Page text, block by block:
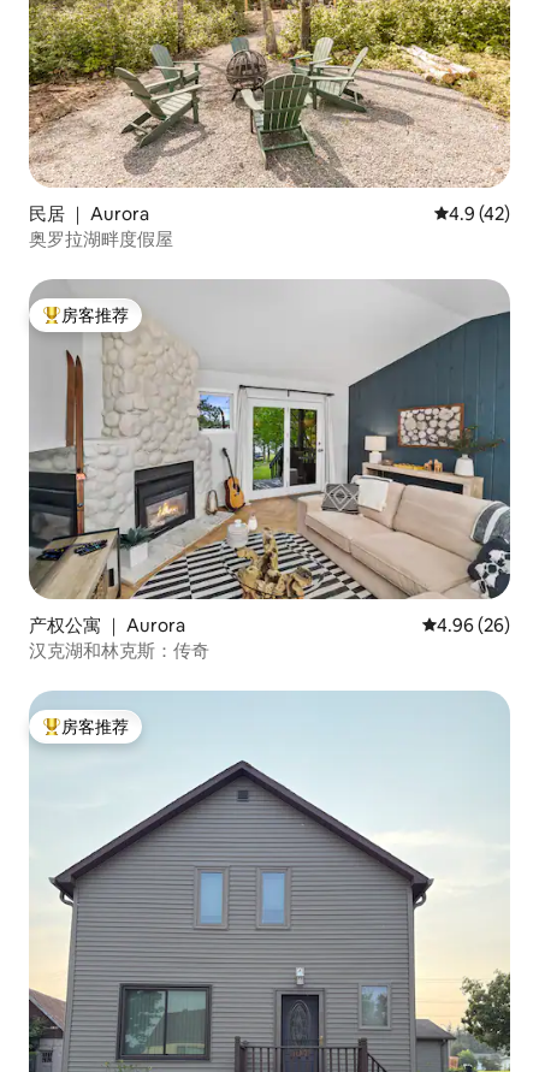
民居 ｜ Aurora 平均评分
4.9 (42)
奥罗拉湖畔度假屋
热门「房客推荐」
房客推荐
产权公寓 ｜ Aurora 平均评分 4.96
4.96 (26)
汉克湖和林克斯：传奇
热门「房客推荐」
房客推荐